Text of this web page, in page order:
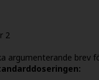
2
argumenterande brev